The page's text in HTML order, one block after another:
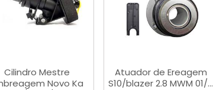
Cilindro Mestre
Novo Ka
Atuador de Ereagem
S10/blazer 2.8 MWM 01/...